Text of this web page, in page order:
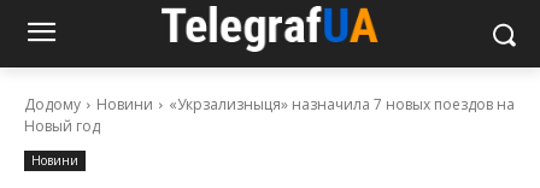
Додому Новини
«Укрзализныця» назначила 7 новых поездов на
Новый год
Новини